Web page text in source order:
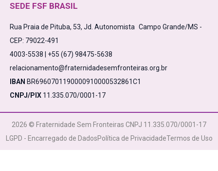
SEDE FSF BRASIL
Rua Praia de Pituba, 53, Jd. Autonomista Campo Grande/MS -
CEP: 79022-491
4003-5538 | +55 (67) 98475-5638
relacionamento@fraternidadesemfronteiras.org.br
IBAN BR6960701190000910000532861C1
CNPJ/PIX 11.335.070/0001-17
2026 © Fraternidade Sem Fronteiras CNPJ 11.335.070/0001-17
LGPD - Encarregado de DadosPolítica de PrivacidadeTermos de Uso